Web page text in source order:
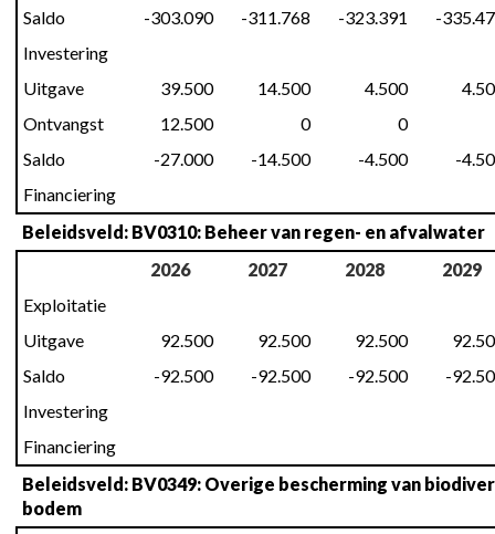
Saldo
-303.090 -311.768 -323.391
-
Investering
Uitgave
39.500 14.500 4.500
Ontvangst
12.500 0
0
Saldo
-27.000 -14.500 -4.500
-
Financiering
Beleidsveld: BV0310: Beheer van regen- en afvalwater
2026
2027 2028
2029
Exploitatie
Uitgave
92.500 92.500 92.500
Saldo
-92.500 -92.500 -92.500
-
Investering
Financiering
Beleidsveld: BV0349: Overige bescherming van
bodem